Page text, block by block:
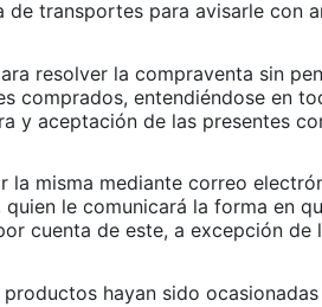
transportes para avisarle con
resolver la compraventa sin
comprados, entendiéndose en
y aceptación de las presentes
la misma mediante correo
le comunicará la forma en
cuenta de este, a excepción
hayan sido